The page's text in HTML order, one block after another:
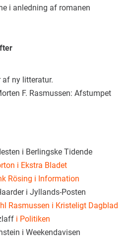
i anledning af romanen
af ny litteratur.
F. Rasmussen: Afstumpet
i Berlingske Tidende
i Ekstra Bladet
Rösing i Information
i Jyllands-Posten
Rasmussen i Kristeligt Dagblad
i Politiken
i Weekendavisen